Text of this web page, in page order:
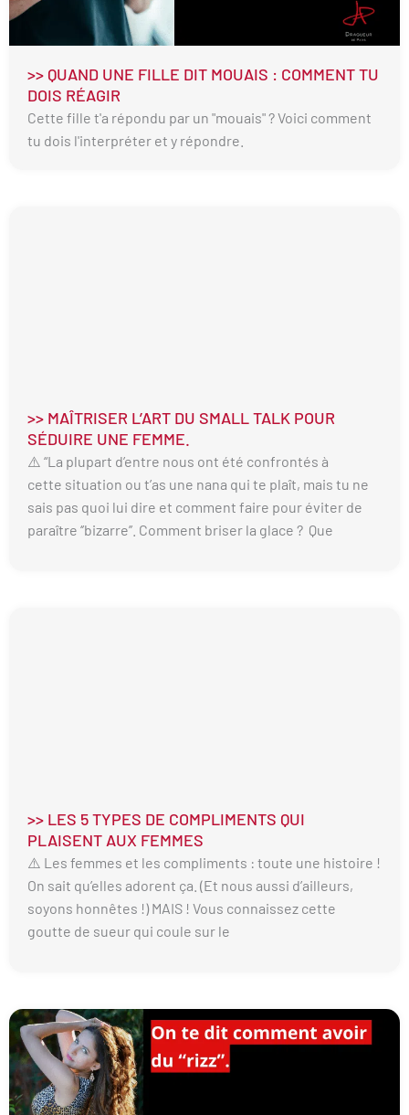
>> QUAND UNE FILLE DIT MOUAIS : COMMENT TU
DOIS RÉAGIR
Cette fille t'a répondu par un "mouais" ? Voici comment
tu dois l'interpréter et y répondre.
>> MAÎTRISER L’ART DU SMALL TALK POUR
SÉDUIRE UNE FEMME.
⚠️ “La plupart d’entre nous ont été confrontés à
cette situation ou t’as une nana qui te plaît, mais tu ne
sais pas quoi lui dire et comment faire pour éviter de
paraître ‘’bizarre’’. Comment briser la glace ? Que
>> LES 5 TYPES DE COMPLIMENTS QUI
PLAISENT AUX FEMMES
⚠️ Les femmes et les compliments : toute une histoire !
On sait qu’elles adorent ça. (Et nous aussi d’ailleurs,
soyons honnêtes !) MAIS ! Vous connaissez cette
goutte de sueur qui coule sur le